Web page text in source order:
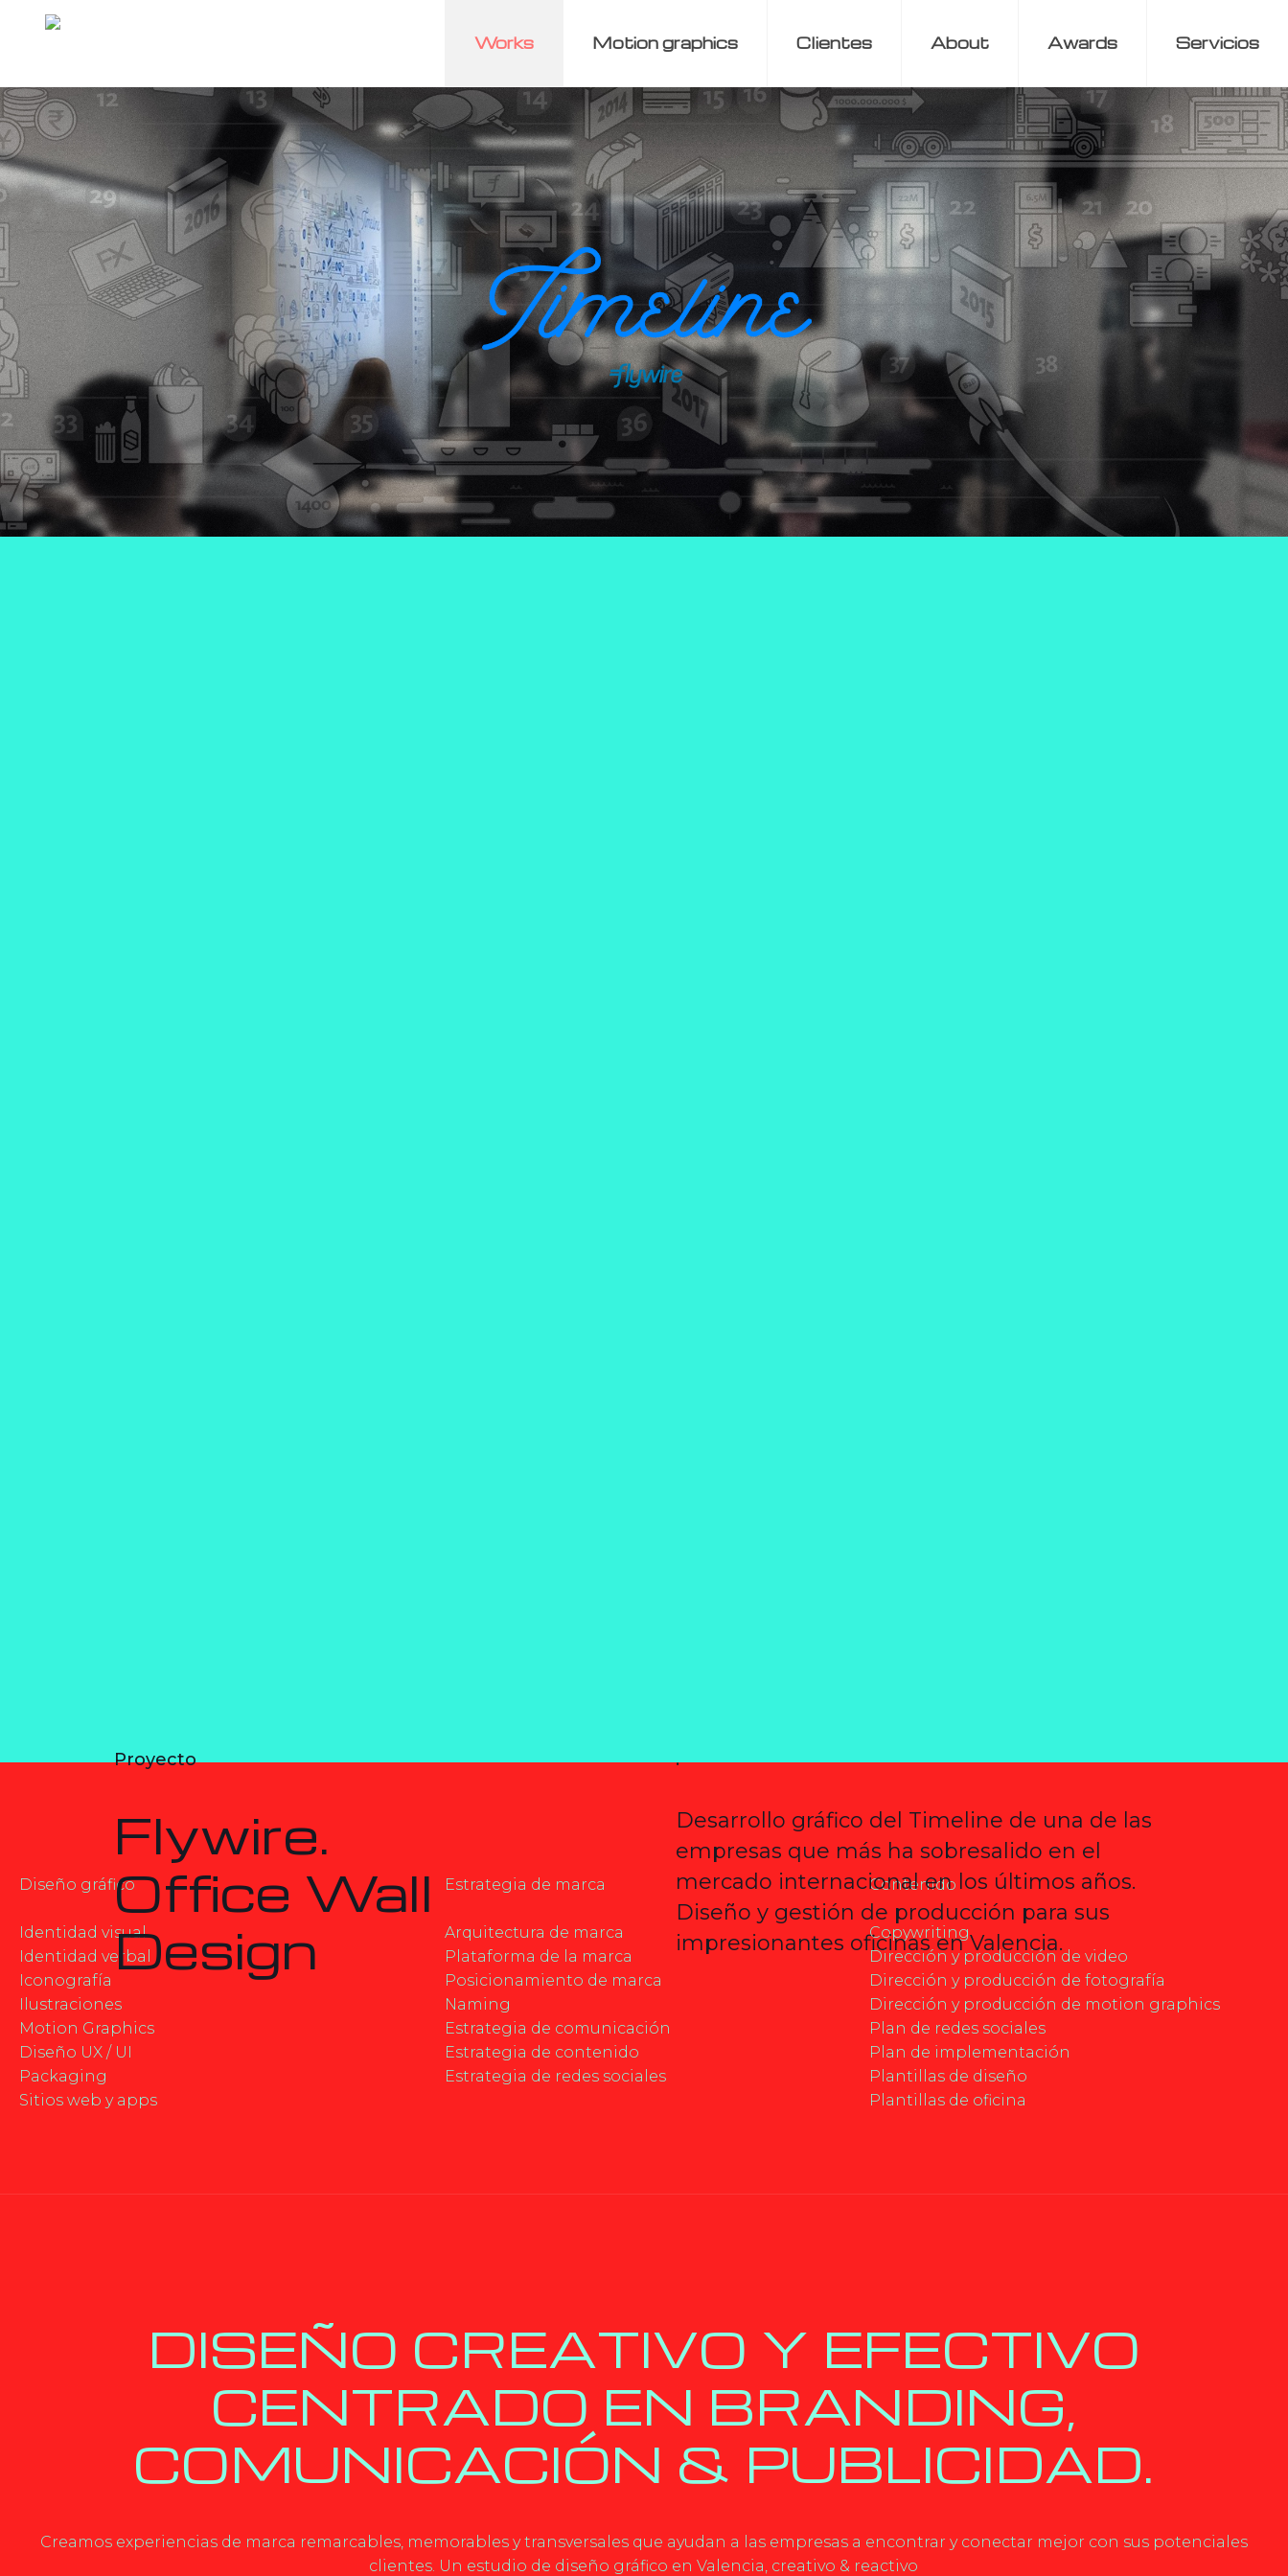
Works Motion graphics Clientes About Awards Servicios
Proyecto .
Flywire.
Office Wall
Design
Desarrollo gráfico del Timeline de una de las
empresas que más ha sobresalido en el
mercado internacional en los últimos años.
Diseño y gestión de producción para sus
impresionantes oficinas en Valencia.
Diseño gráfico
Identidad visual
Identidad verbal
Iconografía
Ilustraciones
Motion Graphics
Diseño UX / UI
Packaging
Sitios web y apps
Estrategia de marca
Arquitectura de marca
Plataforma de la marca
Posicionamiento de marca
Naming
Estrategia de comunicación
Estrategia de contenido
Estrategia de redes sociales
Contenido
Copywriting
Dirección y producción de video
Dirección y producción de fotografía
Dirección y producción de motion graphics
Plan de redes sociales
Plan de implementación
Plantillas de diseño
Plantillas de oficina
DISEÑO CREATIVO Y EFECTIVO
CENTRADO EN BRANDING,
COMUNICACIÓN & PUBLICIDAD.
Creamos experiencias de marca remarcables, memorables y transversales que ayudan a las empresas a encontrar y conectar mejor con sus potenciales
clientes. Un estudio de diseño gráfico en Valencia, creativo & reactivo